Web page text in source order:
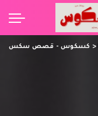
كسكوس - قصص سكس >